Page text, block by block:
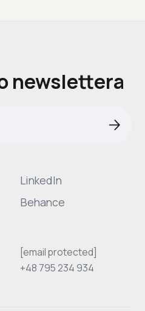
LinkedIn
Behance
newslettera
[email protected]
+48 795 234 934